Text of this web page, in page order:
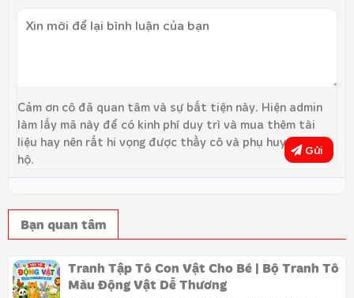
Cảm ơn cô đã quan tâm và sự bất tiện này. Hiện admin
làm lấy mã này để có kinh phí duy trì và mua thêm tài
liệu hay nên rất hi vọng được thầy cô và phụ huynh ủng
hộ.
Gửi
Bạn quan tâm
Tranh Tập Tô Con Vật Cho Bé | Bộ Tranh Tô
Màu Động Vật Dễ Thương